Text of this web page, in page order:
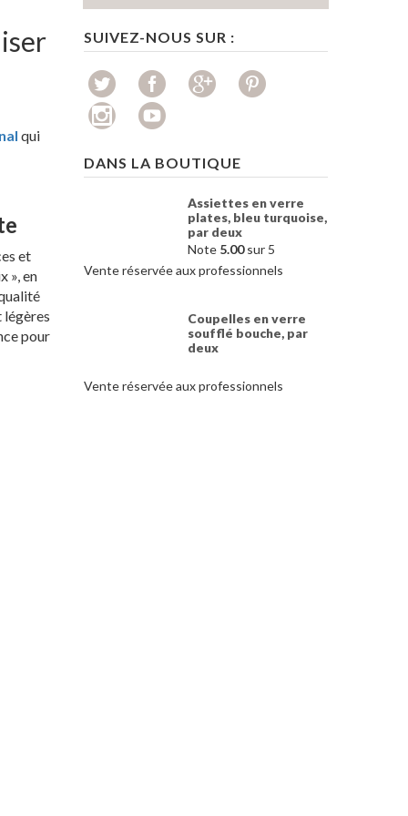
qui
et
», en
légères
pour
SUIVEZ-NOUS SUR :
DANS LA BOUTIQUE
Assiettes en verre
plates, bleu turquoise,
par deux
Note 5.00sur 5
Vente réservée aux professionnels
Coupelles en verre
soufflé bouche, par
deux
Vente réservée aux professionnels